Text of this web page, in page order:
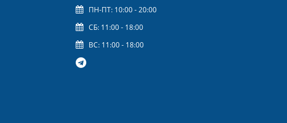
ПН-ПТ: 10:00 - 20:00
СБ: 11:00 - 18:00
ВС: 11:00 - 18:00